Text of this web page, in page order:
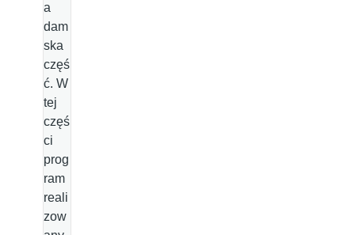
a
dam
ska
częś
ć. W
tej
częś
ci
prog
ram
reali
zow